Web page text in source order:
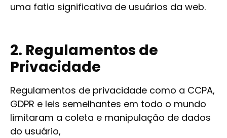
uma fatia significativa de usuários da web.
2. Regulamentos de
Privacidade
Regulamentos de privacidade como a CCPA,
GDPR e leis semelhantes em todo o mundo
limitaram a coleta e manipulação de dados
do usuário,